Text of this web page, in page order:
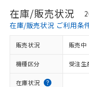
在庫/販売状況
在庫/販売状況 ご利用条
販売状況 販売中
機種区分 受注生
在庫状況